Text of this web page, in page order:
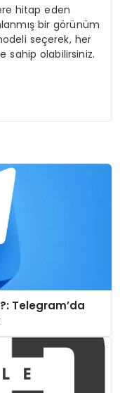
hitap eden
bir görünüm
seçerek, her
sahip olabilirsiniz.
Telegram’da